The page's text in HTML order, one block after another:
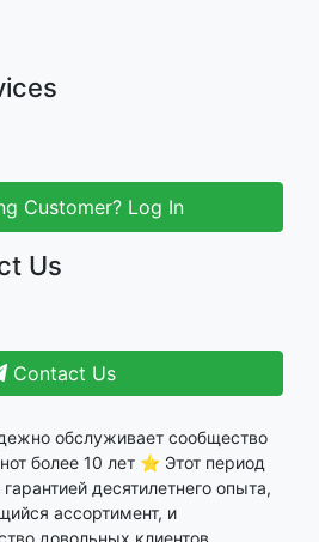
Customer? Log In
Us
Contact Us
обслуживает сообщество
более 10 лет ⭐ Этот период
десятилетнего опыта,
ассортимент, и
довольных клиентов